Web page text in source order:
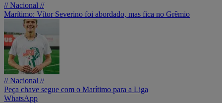
// Nacional //
Marítimo: Vítor Severino foi abordado, mas fica no Grêmio
// Nacional //
Peça chave segue com o Marítimo para a Liga
WhatsApp